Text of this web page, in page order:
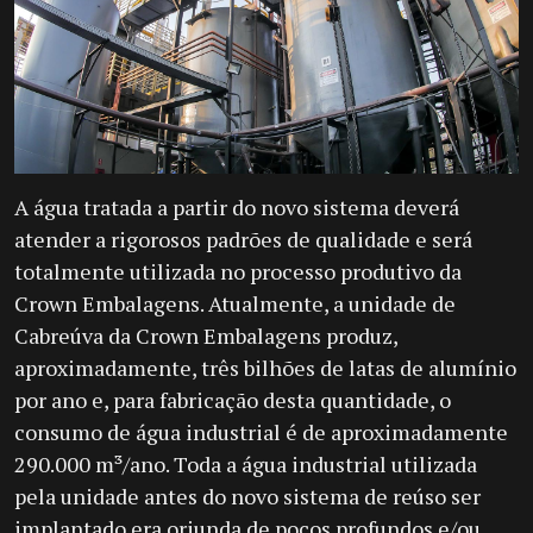
A água tratada a partir do novo sistema deverá
atender a rigorosos padrões de qualidade e será
totalmente utilizada no processo produtivo da
Crown Embalagens. Atualmente, a unidade de
Cabreúva da Crown Embalagens produz,
aproximadamente, três bilhões de latas de alumínio
por ano e, para fabricação desta quantidade, o
consumo de água industrial é de aproximadamente
290.000 m³/ano. Toda a água industrial utilizada
pela unidade antes do novo sistema de reúso ser